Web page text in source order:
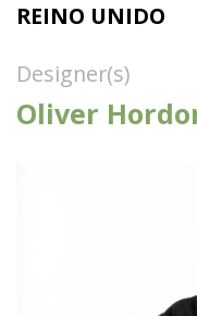
REINO UNIDO
Designer(s)
Oliver